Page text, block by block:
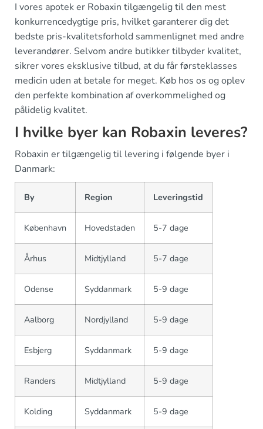
I vores apotek er Robaxin tilgængelig til den mest
konkurrencedygtige pris, hvilket garanterer dig det
bedste pris-kvalitetsforhold sammenlignet med andre
leverandører. Selvom andre butikker tilbyder kvalitet,
sikrer vores eksklusive tilbud, at du får førsteklasses
medicin uden at betale for meget. Køb hos os og oplev
den perfekte kombination af overkommelighed og
pålidelig kvalitet.
I hvilke byer kan Robaxin leveres?
Robaxin er tilgængelig til levering i følgende byer i
Danmark:
By Region Leveringstid
København Hovedstaden 5-7 dage
Århus Midtjylland 5-7 dage
Odense Syddanmark 5-9 dage
Aalborg Nordjylland 5-9 dage
Esbjerg Syddanmark 5-9 dage
Randers Midtjylland 5-9 dage
Kolding Syddanmark 5-9 dage